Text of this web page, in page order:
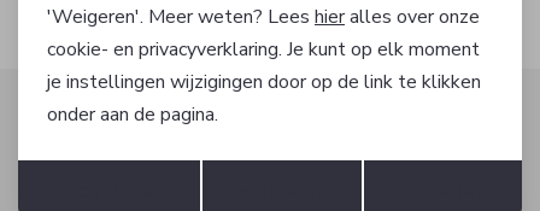
Altijd als eerste op de hoogte zijn?
Terug Opslaan
'Weigeren'. Meer weten? Lees hieralles over onze
cookie- en privacyverklaring. Je kunt op elk moment
je instellingen wijzigingen door op de link te klikken
onder aan de pagina.